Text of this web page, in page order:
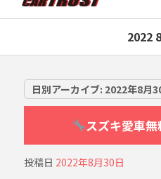
2022
日別アーカイブ: 2022年8月
スズキ愛車
投稿日 2022年8月30日